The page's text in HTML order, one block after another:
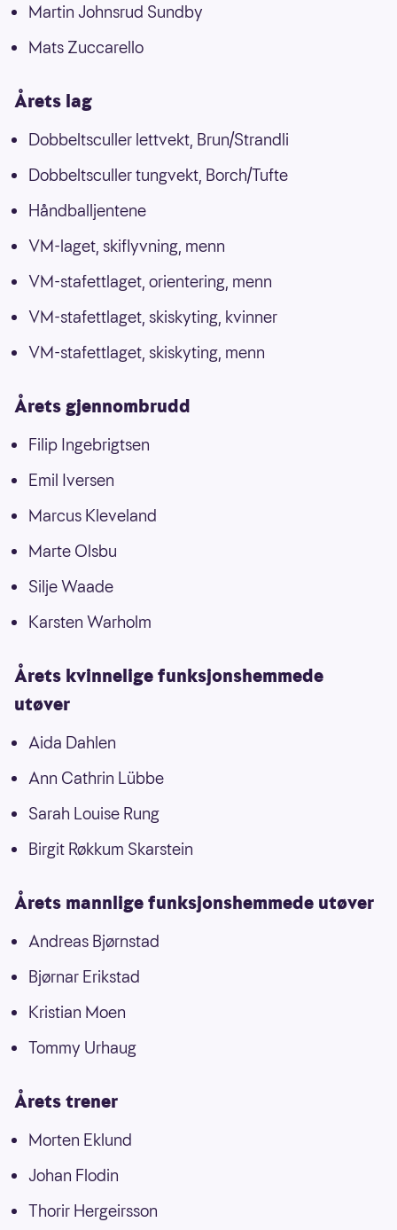
Martin Johnsrud Sundby
Mats Zuccarello
Årets lag
Dobbeltsculler lettvekt, Brun/Strandli
Dobbeltsculler tungvekt, Borch/Tufte
Håndballjentene
VM-laget, skiflyvning, menn
VM-stafettlaget, orientering, menn
VM-stafettlaget, skiskyting, kvinner
VM-stafettlaget, skiskyting, menn
Årets gjennombrudd
Filip Ingebrigtsen
Emil Iversen
Marcus Kleveland
Marte Olsbu
Silje Waade
Karsten Warholm
Årets kvinnelige funksjonshemmede
utøver
Aida Dahlen
Ann Cathrin Lübbe
Sarah Louise Rung
Birgit Røkkum Skarstein
Årets mannlige funksjonshemmede utøver
Andreas Bjørnstad
Bjørnar Erikstad
Kristian Moen
Tommy Urhaug
Årets trener
Morten Eklund
Johan Flodin
Thorir Hergeirsson